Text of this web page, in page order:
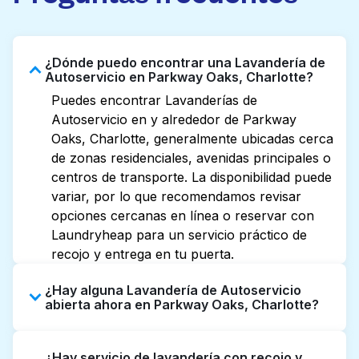
¿Dónde puedo encontrar una Lavandería de
Autoservicio en Parkway Oaks, Charlotte?
Puedes encontrar Lavanderías de
Autoservicio en y alrededor de Parkway
Oaks, Charlotte, generalmente ubicadas cerca
de zonas residenciales, avenidas principales o
centros de transporte. La disponibilidad puede
variar, por lo que recomendamos revisar
opciones cercanas en línea o reservar con
Laundryheap para un servicio práctico de
recojo y entrega en tu puerta.
¿Hay alguna Lavandería de Autoservicio
abierta ahora en Parkway Oaks, Charlotte?